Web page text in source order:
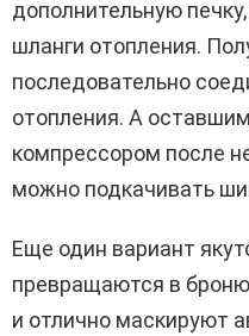
дополнительную
шланги отопления.
последовательно
отопления. А
компрессором после
можно подкачивать
Еще один вариант
превращаются в
и отлично маскируют